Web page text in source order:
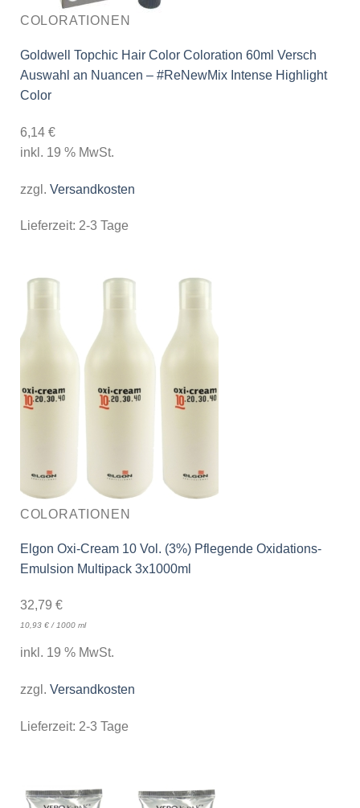
COLORATIONEN
Goldwell Topchic Hair Color Coloration 60ml Versch
Auswahl an Nuancen – #ReNewMix Intense Highlight
Color
6,14 €
inkl. 19 % MwSt.
zzgl. Versandkosten
Lieferzeit: 2-3 Tage
COLORATIONEN
Elgon Oxi-Cream 10 Vol. (3%) Pflegende Oxidations-
Emulsion Multipack 3x1000ml
32,79 €
10,93 €/1000 ml
inkl. 19 % MwSt.
zzgl. Versandkosten
Lieferzeit: 2-3 Tage